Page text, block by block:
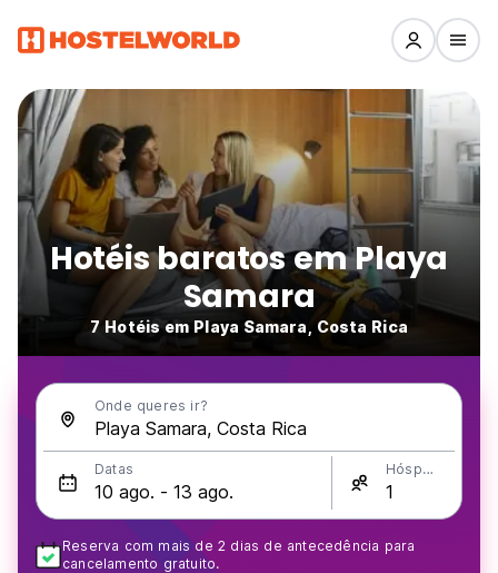
Hotéis baratos em Playa
Samara
7 Hotéis em Playa Samara, Costa Rica
Onde queres ir?
Datas Hóspedes
Reserva com mais de 2 dias de antecedência para
cancelamento gratuito.